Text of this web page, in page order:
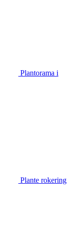
Plantorama i
Plante rokering